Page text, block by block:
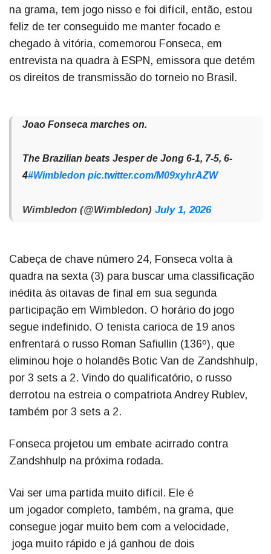
na grama, tem jogo nisso e foi difícil, então, estou
feliz de ter conseguido me manter focado e
chegado à vitória, comemorou Fonseca, em
entrevista na quadra à ESPN, emissora que detém
os direitos de transmissão do torneio no Brasil.
Joao Fonseca marches on.
The Brazilian beats Jesper de Jong 6-1, 7-5, 6-
4#Wimbledon pic.twitter.com/M09xyhrAZW
Wimbledon (@Wimbledon) July 1, 2026
Cabeça de chave número 24, Fonseca volta à
quadra na sexta (3) para buscar uma classificação
inédita às oitavas de final em sua segunda
participação em Wimbledon. O horário do jogo
segue indefinido. O tenista carioca de 19 anos
enfrentará o russo Roman Safiullin (136º), que
eliminou hoje o holandês Botic Van de Zandshhulp,
por 3 sets a 2. Vindo do qualificatório, o russo
derrotou na estreia o compatriota Andrey Rublev,
também por 3 sets a 2.
Fonseca projetou um embate acirrado contra
Zandshhulp na próxima rodada.
Vai ser uma partida muito difícil. Ele é
um jogador completo, também, na grama, que
consegue jogar muito bem com a velocidade,
joga muito rápido e já ganhou de dois